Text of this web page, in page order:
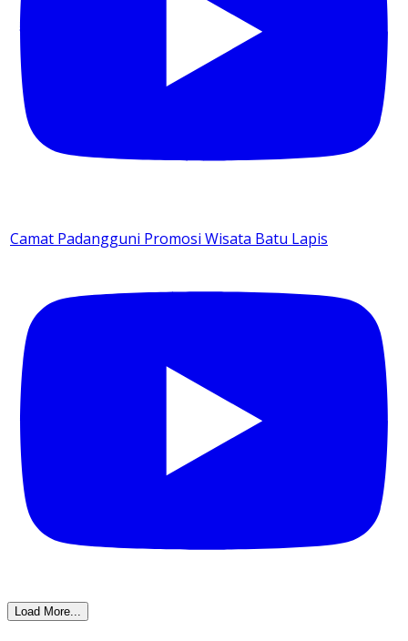
Camat Padangguni Promosi Wisata Batu Lapis
Load More...